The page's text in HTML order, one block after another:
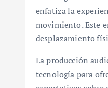
enfatiza la
movimiento. Este
desplazamiento
La producción
tecnología para